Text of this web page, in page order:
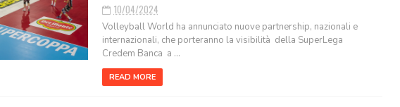
10/04/2024
Volleyball World ha annunciato nuove partnership, nazionali e
internazionali, che porteranno la visibilità della SuperLega
Credem Banca a ...
READ MORE